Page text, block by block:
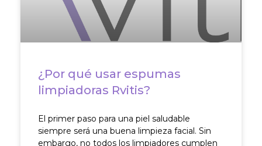
¿Por qué usar espumas
limpiadoras Rvitis?
El primer paso para una piel saludable
siempre será una buena limpieza facial. Sin
embargo, no todos los limpiadores cumplen